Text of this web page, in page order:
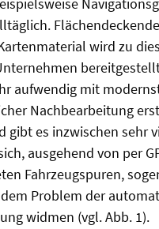
wird zu
aufwendig mit
Nachbearbeitung
gibt es inzwischen sehr
ausgehend von per
Fahrzeugspuren,
Problem der
widmen (vgl. Abb. 1).